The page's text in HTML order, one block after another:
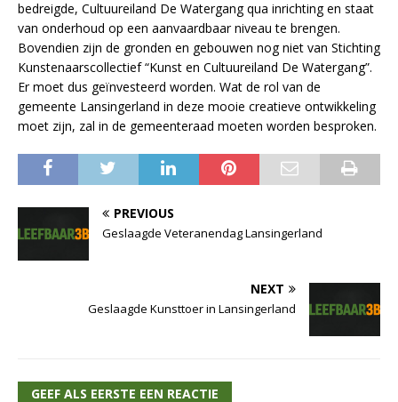
bedreigde, Cultuureiland De Watergang qua inrichting en staat
van onderhoud op een aanvaardbaar niveau te brengen.
Bovendien zijn de gronden en gebouwen nog niet van Stichting
Kunstenaarscollectief “Kunst en Cultuureiland De Watergang”.
Er moet dus geïnvesteerd worden. Wat de rol van de
gemeente Lansingerland in deze mooie creatieve ontwikkeling
moet zijn, zal in de gemeenteraad moeten worden besproken.
PREVIOUS
Geslaagde Veteranendag Lansingerland
NEXT
Geslaagde Kunsttoer in Lansingerland
GEEF ALS EERSTE EEN REACTIE